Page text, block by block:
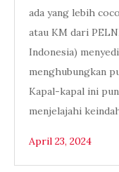
ada yang lebih
atau KM dari
Indonesia)
menghubungkan
Kapal-kapal ini
menjelajahi
April 23, 2024